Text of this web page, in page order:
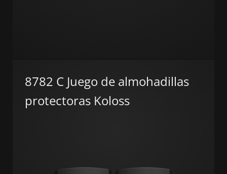
8782 C Juego de almohadillas
protectoras Koloss